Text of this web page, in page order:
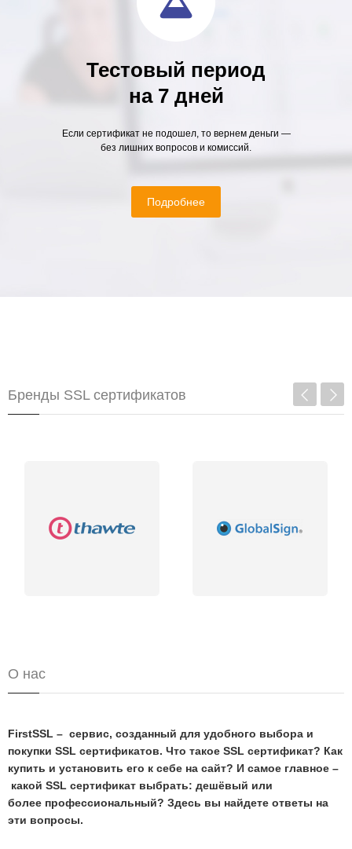
Тестовый период
на 7 дней
Если сертификат не подошел, то вернем деньги —
без лишних вопросов и комиссий.
Подробнее
Бренды SSL сертификатов
О нас
FirstSSL – сервис, созданный для удобного выбора и
покупки SSL сертификатов. Что такое SSL сертификат? Как
купить и установить его к себе на сайт? И самое главное –
какой SSL сертификат выбрать: дешёвый или
более профессиональный? Здесь вы найдете ответы на
эти вопросы.